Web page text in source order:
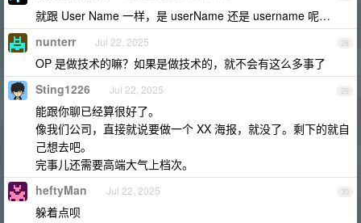
就跟 User Name 一样，是 userName 还是 username 呢…
28
nunterr Jul 22, 2025
OP 是做技术的嘛？如果是做技术的，就不会有这么多事了
29
Sting1226 Jul 22, 2025
能跟你聊已经算很好了。
像我们公司，直接就说要做一个 XX 海报，就没了。剩下的就自
己想去吧。
完事儿还需要高端大气上档次。
30
heftyMan Jul 22, 2025
躲着点呗